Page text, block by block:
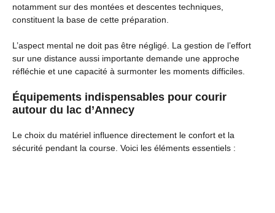
notamment sur des montées et descentes techniques,
constituent la base de cette préparation.
L’aspect mental ne doit pas être négligé. La gestion de l’effort
sur une distance aussi importante demande une approche
réfléchie et une capacité à surmonter les moments difficiles.
Équipements indispensables pour courir
autour du lac d’Annecy
Le choix du matériel influence directement le confort et la
sécurité pendant la course. Voici les éléments essentiels :